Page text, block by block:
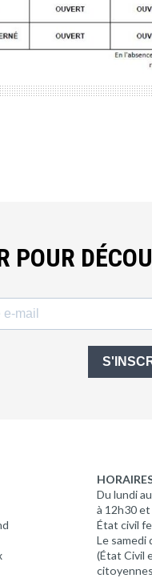
POUR
Du lundi
à 12h30
État civil
Le samedi
(État Civil